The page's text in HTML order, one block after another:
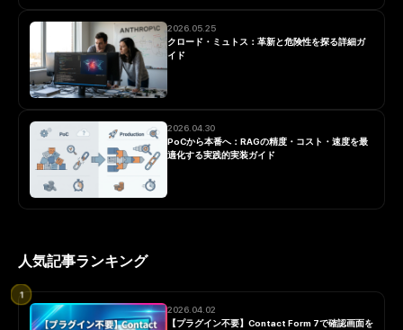
2026.05.25
クロード・ミュトス：革新と危険性を探る詳細ガ
イド
2026.04.30
PoCから本番へ：RAGの精度・コスト・速度を最
適化する実践的実装ガイド
人気記事ランキング
2026.04.02
【プラグイン不要】Contact Form 7で確認画面を
1